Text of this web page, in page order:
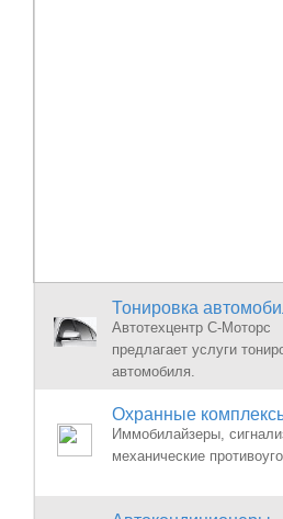
Тонировка
Автотехцентр С-Моторс
предлагает услуги
автомобиля.
Охранные
Иммобилайзеры,
механические